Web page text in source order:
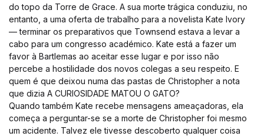
do topo da Torre de Grace. A sua morte trágica conduziu, no
entanto, a uma oferta de trabalho para a novelista Kate Ivory
— terminar os preparativos que Townsend estava a levar a
cabo para um congresso académico. Kate está a fazer um
favor à Bartlemas ao aceitar esse lugar e por isso não
percebe a hostilidade dos novos colegas a seu respeito. E
quem é que deixou numa das pastas de Christopher a nota
que dizia A CURIOSIDADE MATOU O GATO?
Quando também Kate recebe mensagens ameaçadoras, ela
começa a perguntar-se se a morte de Christopher foi mesmo
um acidente. Talvez ele tivesse descoberto qualquer coisa